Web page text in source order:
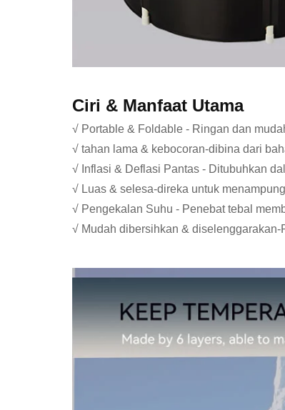
Ciri & Manfaat Utama
√ Portable & Foldable - Ringan dan
√ tahan lama & kebocoran-dibina dari
√ Inflasi & Deflasi Pantas - Ditubuhkan
√ Luas & selesa-direka untuk
√ Pengekalan Suhu - Penebat tebal
√ Mudah dibersihkan &